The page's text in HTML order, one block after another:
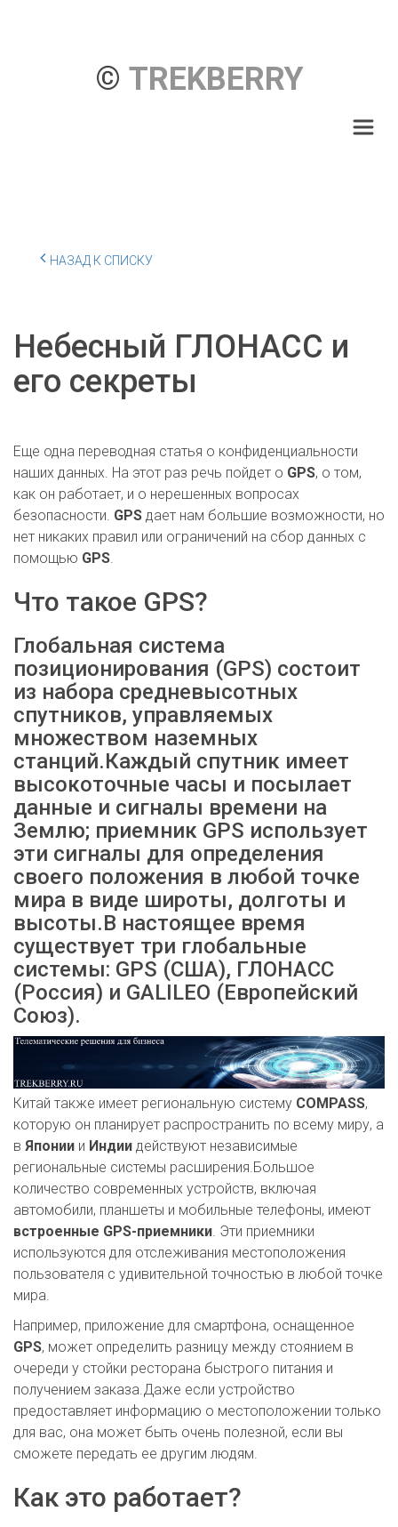
© TREKBERRY
НАЗАД К СПИСКУ
Небесный ГЛОНАСС и
его секреты
Еще одна переводная статья о конфиденциальности
наших данных. На этот раз речь пойдет о GPS, о том,
как он работает, и о нерешенных вопросах
безопасности. GPS дает нам большие возможности, но
нет никаких правил или ограничений на сбор данных с
помощью GPS.
Что такое GPS?
Глобальная система
позиционирования (GPS) состоит
из набора средневысотных
спутников, управляемых
множеством наземных
станций.Каждый спутник имеет
высокоточные часы и посылает
данные и сигналы времени на
Землю; приемник GPS использует
эти сигналы для определения
своего положения в любой точке
мира в виде широты, долготы и
высоты.В настоящее время
существует три глобальные
системы: GPS (США), ГЛОНАСС
(Россия) и GALILEO (Европейский
Союз).
Китай также имеет региональную систему COMPASS,
которую он планирует распространить по всему миру, а
в Японии и Индии действуют независимые
региональные системы расширения.Большое
количество современных устройств, включая
автомобили, планшеты и мобильные телефоны, имеют
встроенные GPS-приемники . Эти приемники
используются для отслеживания местоположения
пользователя с удивительной точностью в любой точке
мира.
Например, приложение для смартфона, оснащенное
GPS, может определить разницу между стоянием в
очереди у стойки ресторана быстрого питания и
получением заказа.Даже если устройство
предоставляет информацию о местоположении только
для вас, она может быть очень полезной, если вы
сможете передать ее другим людям.
Как это работает?